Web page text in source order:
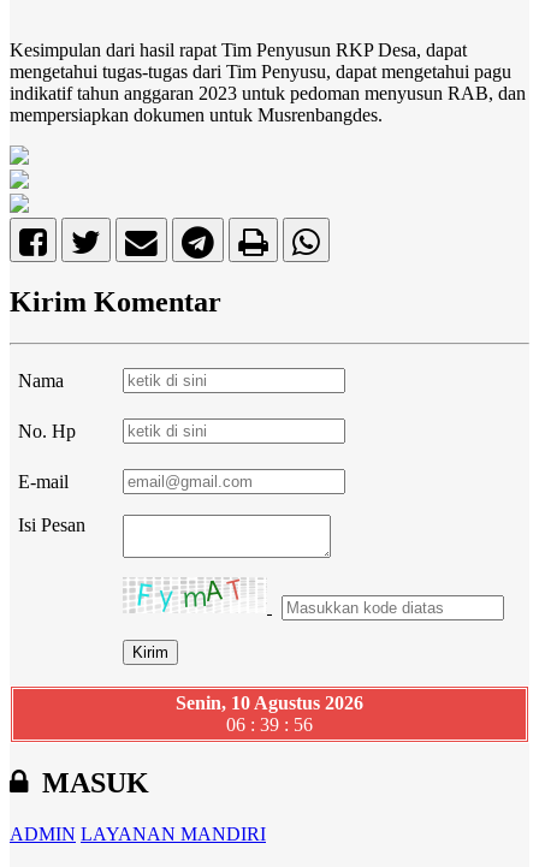
Kesimpulan dari hasil rapat Tim Penyusun RKP Desa, dapat
mengetahui tugas-tugas dari Tim Penyusu, dapat mengetahui pagu
indikatif tahun anggaran 2023 untuk pedoman menyusun RAB, dan
mempersiapkan dokumen untuk Musrenbangdes.
Kirim Komentar
Nama
No. Hp
E-mail
Isi Pesan
Senin, 10 Agustus 2026
06 : 39 : 57
MASUK
ADMIN LAYANAN MANDIRI